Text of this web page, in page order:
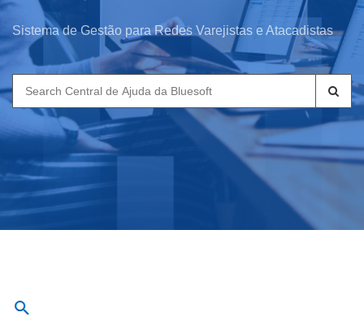
Sistema de Gestão para Redes Varejistas e Atacadistas
Search
for: